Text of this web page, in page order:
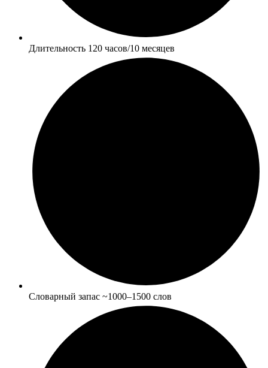
Длительность 120 часов/10 месяцев
Словарный запас ~1000–1500 слов